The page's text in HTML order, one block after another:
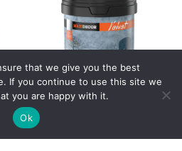
that we give you the best
If you continue to use this site we
you are happy with it.
Ok